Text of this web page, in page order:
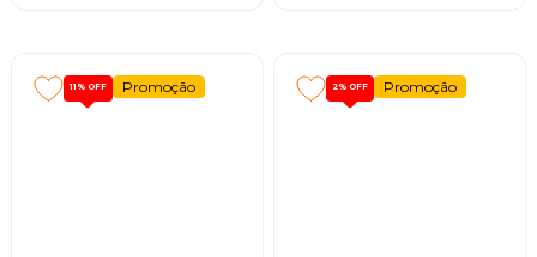
11% OFF Promoção 2% OFF Promoção